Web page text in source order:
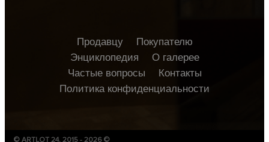
Продавцу
Покупателю
Энциклопедия
О галерее
Частые вопросы
Контакты
Политика конфиденциальности
© ARTLOT 24, 2015 - 2026 ©